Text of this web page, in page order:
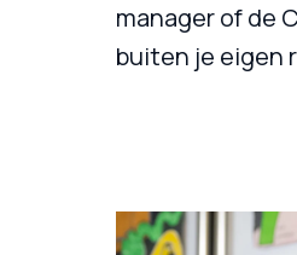
manager of de